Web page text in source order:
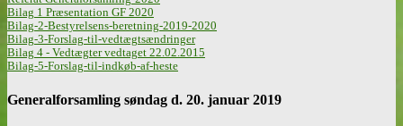
Bilag 1 Præsentation GF 2020
Bilag-2-Bestyrelsens-beretning-2019-2020
Bilag-3-Forslag-til-vedtægtsændringer
Bilag 4 - Vedtægter vedtaget 22.02.2015
Bilag-5-Forslag-til-indkøb-af-heste
Generalforsamling søndag d. 20. januar 2019